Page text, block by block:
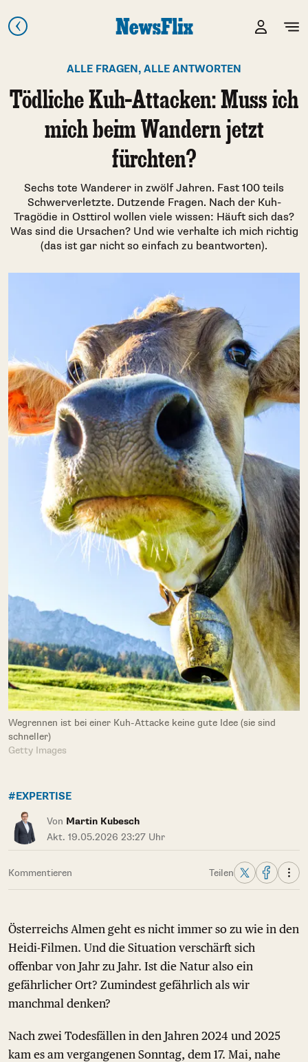
ALLE FRAGEN, ALLE ANTWORTEN
Tödliche Kuh-Attacken: Muss ich
mich beim Wandern jetzt
fürchten?
Sechs tote Wanderer in zwölf Jahren. Fast 100 teils
Schwerverletzte. Dutzende Fragen. Nach der Kuh-
Tragödie in Osttirol wollen viele wissen: Häuft sich das?
Was sind die Ursachen? Und wie verhalte ich mich richtig
(das ist gar nicht so einfach zu beantworten).
Wegrennen ist bei einer Kuh-Attacke keine gute Idee (sie sind
schneller)
Getty Images
#EXPERTISE
Von Martin Kubesch
Akt. 19.05.2026 23:27 Uhr
Kommentieren Teilen
Österreichs Almen geht es nicht immer so zu wie in den
Heidi-Filmen. Und die Situation verschärft sich
offenbar von Jahr zu Jahr. Ist die Natur also ein
gefährlicher Ort? Zumindest gefährlich als wir
manchmal denken?
Nach zwei Todesfällen in den Jahren 2024 und 2025
kam es am vergangenen Sonntag, dem 17. Mai, nahe